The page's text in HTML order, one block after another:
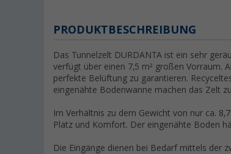
PRODUKTBESCHREIBUNG
Das Tunnelzelt DURDANTA ist ein sehr
verfügt über einen 7,5 m² großen Vorraum.
perfekte Belüftung zu garantieren.
eingenähte Bodenwanne machen das Zelt
Im Verhältnis zu dem Gewicht von nur ca.
Platz und Komfort. Der eingenähte Boden
Die Eingänge dienen bei Bedarf mittels der